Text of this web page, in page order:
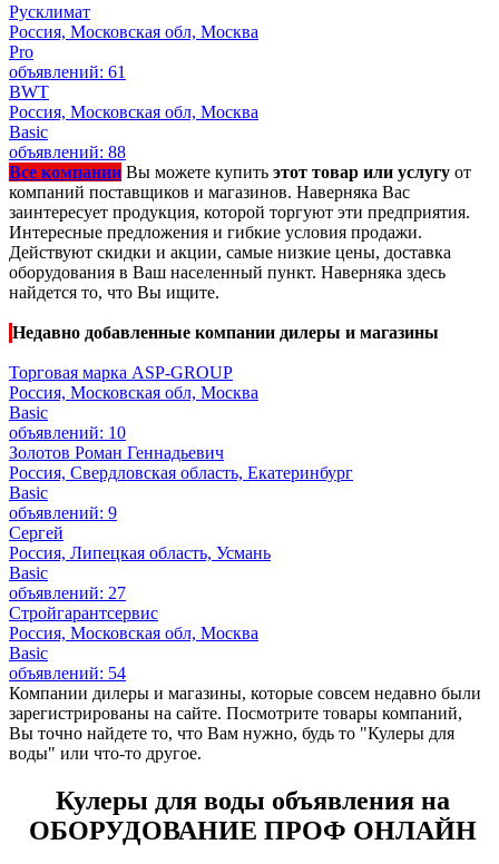
Русклимат
Россия, Московская обл, Москва
Pro
объявлений: 61
BWT
Россия, Московская обл, Москва
Basic
объявлений: 88
Все компании Вы можете купить этот товар или услугу от
компаний поставщиков и магазинов. Наверняка Вас
заинтересует продукция, которой торгуют эти предприятия.
Интересные предложения и гибкие условия продажи.
Действуют скидки и акции, самые низкие цены, доставка
оборудования в Ваш населенный пункт. Наверняка здесь
найдется то, что Вы ищите.
Недавно добавленные компании дилеры и магазины
Торговая марка ASP-GROUP
Россия, Московская обл, Москва
Basic
объявлений: 10
Золотов Роман Геннадьевич
Россия, Свердловская область, Екатеринбург
Basic
объявлений: 9
Сергей
Россия, Липецкая область, Усмань
Basic
объявлений: 27
Стройгарантсервис
Россия, Московская обл, Москва
Basic
объявлений: 54
Компании дилеры и магазины, которые совсем недавно были
зарегистрированы на сайте. Посмотрите товары компаний,
Вы точно найдете то, что Вам нужно, будь то "Кулеры для
воды" или что-то другое.
Кулеры для воды объявления на
ОБОРУДОВАНИЕ ПРОФ ОНЛАЙН